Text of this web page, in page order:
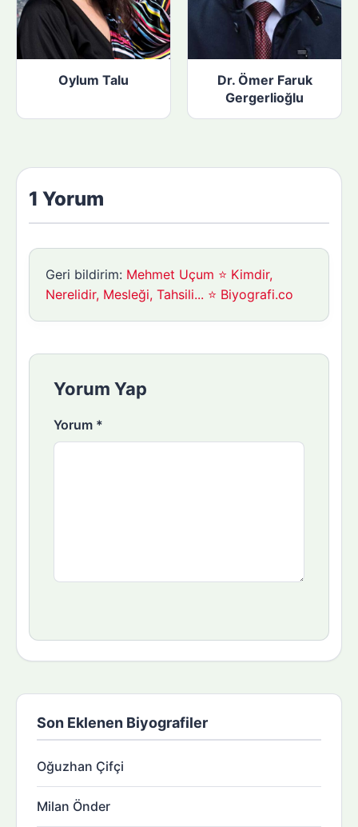
Oylum Talu
Dr. Ömer Faruk
Gergerlioğlu
1 Yorum
Geri bildirim: Mehmet Uçum ⭐ Kimdir,
Nerelidir, Mesleği, Tahsili... ⭐ Biyografi.co
Yorum Yap
Yorum *
Son Eklenen Biyografiler
Oğuzhan Çifçi
Milan Önder